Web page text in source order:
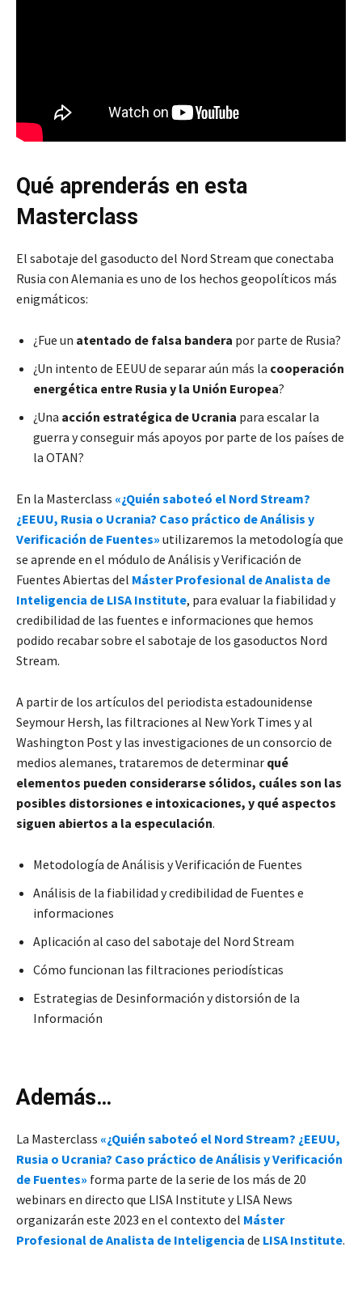
Qué aprenderás en esta
Masterclass
El sabotaje del gasoducto del Nord Stream que conectaba
Rusia con Alemania es uno de los hechos geopolíticos más
enigmáticos:
¿Fue un atentado de falsa bandera por parte de Rusia?
¿Un intento de EEUU de separar aún más la cooperación
energética entre Rusia y la Unión Europea?
¿Una acción estratégica de Ucrania para escalar la
guerra y conseguir más apoyos por parte de los países de
la OTAN?
En la Masterclass «¿Quién saboteó el Nord Stream?
¿EEUU, Rusia o Ucrania? Caso práctico de Análisis y
Verificación de Fuentes» utilizaremos la metodología que
se aprende en el módulo de Análisis y Verificación de
Fuentes Abiertas del Máster Profesional de Analista de
Inteligencia de LISA Institute, para evaluar la fiabilidad y
credibilidad de las fuentes e informaciones que hemos
podido recabar sobre el sabotaje de los gasoductos Nord
Stream.
A partir de los artículos del periodista estadounidense
Seymour Hersh, las filtraciones al New York Times y al
Washington Post y las investigaciones de un consorcio de
medios alemanes, trataremos de determinar qué
elementos pueden considerarse sólidos, cuáles son las
posibles distorsiones e intoxicaciones, y qué aspectos
siguen abiertos a la especulación.
Metodología de Análisis y Verificación de Fuentes
Análisis de la fiabilidad y credibilidad de Fuentes e
informaciones
Aplicación al caso del sabotaje del Nord Stream
Cómo funcionan las filtraciones periodísticas
Estrategias de Desinformación y distorsión de la
Información
Además…
La Masterclass «¿Quién saboteó el Nord Stream? ¿EEUU,
Rusia o Ucrania? Caso práctico de Análisis y Verificación
de Fuentes» forma parte de la serie de los más de 20
webinars en directo que LISA Institute y LISA News
organizarán este 2023 en el contexto del Máster
Profesional de Analista de Inteligencia de LISA Institute.